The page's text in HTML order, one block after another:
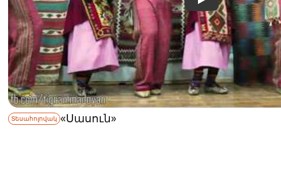
Տեսահոլովակ «Սասուն»